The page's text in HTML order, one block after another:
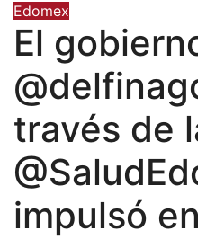
Edomex
El
través de
impulsó